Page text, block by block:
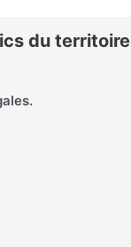
du territoire